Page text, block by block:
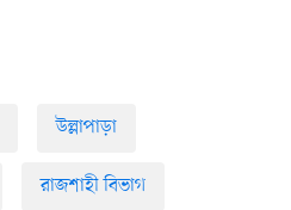
উল্লাপাড়া
রাজশাহী বিভাগ